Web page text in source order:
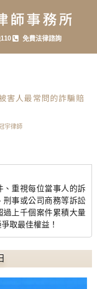
免費法律諮詢
害人最常問的詐騙賠
宇律師
、重視每位當事人的訴
刑事或公司商務等訴訟
過上千個案件累積大量
取最佳權益！